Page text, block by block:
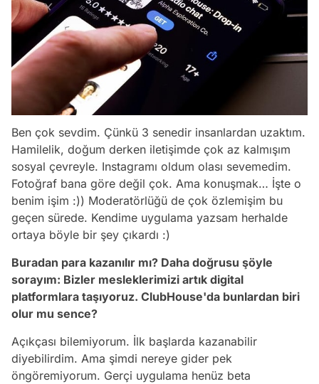
Ben çok sevdim. Çünkü 3 senedir insanlardan uzaktım.
Hamilelik, doğum derken iletişimde çok az kalmışım
sosyal çevreyle. Instagramı oldum olası sevemedim.
Fotoğraf bana göre değil çok. Ama konuşmak… İşte o
benim işim :)) Moderatörlüğü de çok özlemişim bu
geçen sürede. Kendime uygulama yazsam herhalde
ortaya böyle bir şey çıkardı :)
Buradan para kazanılır mı? Daha doğrusu şöyle
sorayım: Bizler mesleklerimizi artık digital
platformlara taşıyoruz. ClubHouse'da bunlardan biri
olur mu sence?
Açıkçası bilemiyorum. İlk başlarda kazanabilir
diyebilirdim. Ama şimdi nereye gider pek
öngöremiyorum. Gerçi uygulama henüz beta